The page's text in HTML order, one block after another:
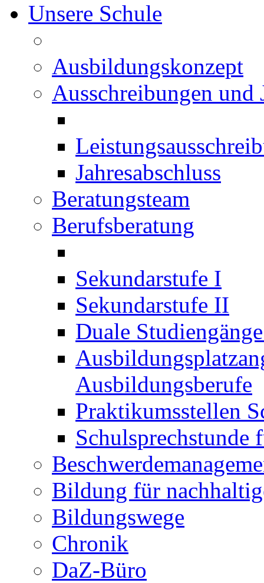
Unsere Schule
Ausbildungskonzept
Ausschreibungen und
Jahresabschluss
Beratungsteam
Berufsberatung
Sekundarstufe I
Sekundarstufe II
Duale
Ausbildungsberufe
Praktikumsstellen
Schulsprechstunde
Bildung für
Bildungswege
Chronik
DaZ-Büro